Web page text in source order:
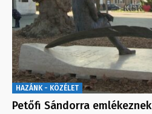
HAZÁNK - KÖZÉLET
Petőfi Sándorra emlékeznek